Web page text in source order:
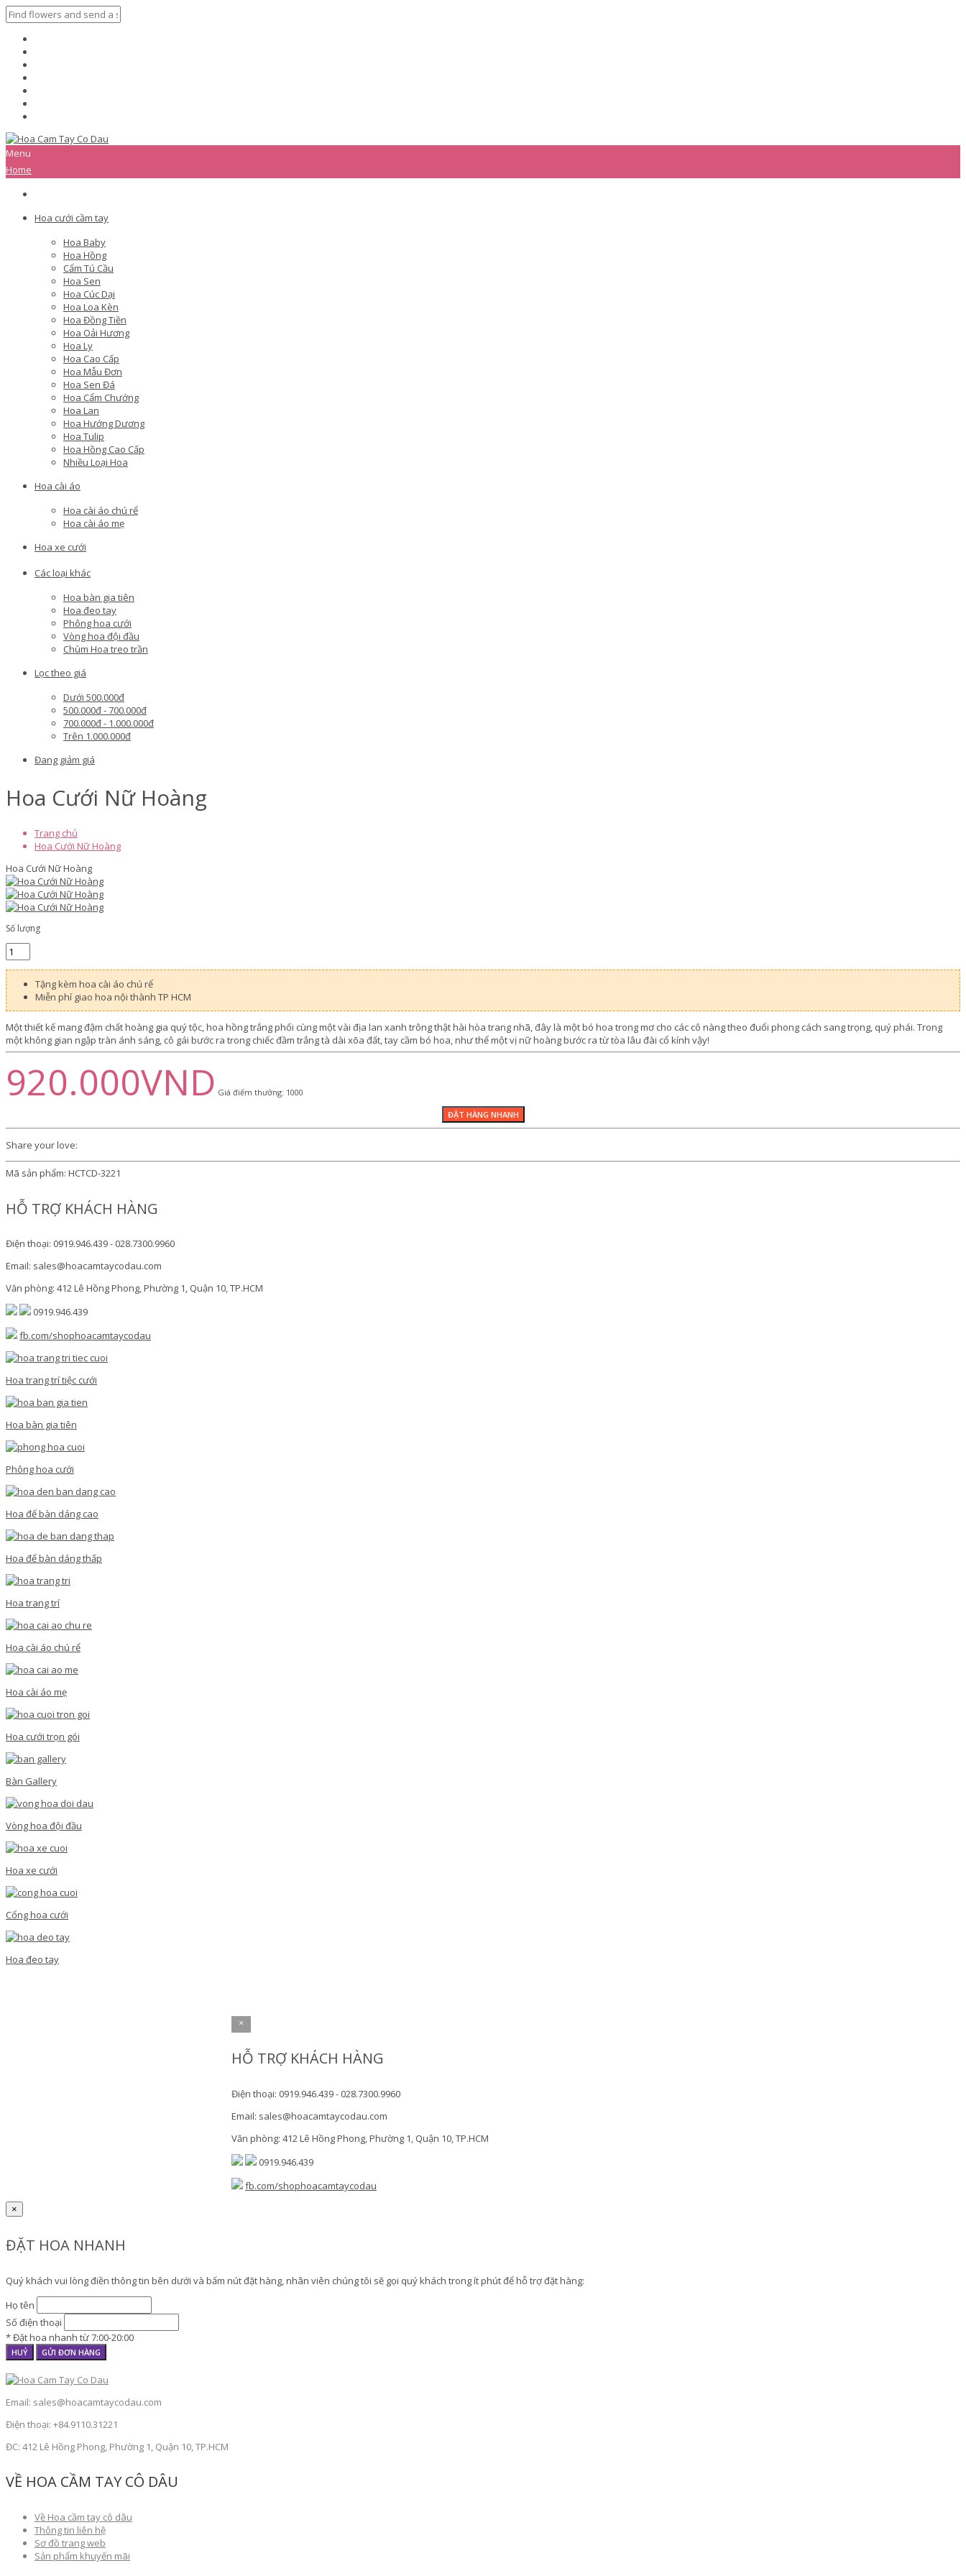
Menu
Home
Hoa cưới cầm tay
Hoa Baby
Hoa Hồng
Cẩm Tú Cầu
Hoa Sen
Hoa Cúc Dại
Hoa Loa Kèn
Hoa Đồng Tiền
Hoa Oải Hương
Hoa Ly
Hoa Cao Cấp
Hoa Mẫu Đơn
Hoa Sen Đá
Hoa Cẩm Chướng
Hoa Lan
Hoa Hướng Dương
Hoa Tulip
Hoa Hồng Cao Cấp
Nhiều Loại Hoa
Hoa cài áo
Hoa cài áo chú rể
Hoa cài áo mẹ
Hoa xe cưới
Các loại khác
Hoa bàn gia tiên
Hoa đeo tay
Phông hoa cưới
Vòng hoa đội đầu
Chùm Hoa treo trần
Lọc theo giá
Dưới 500.000đ
500.000đ - 700.000đ
700.000đ - 1.000.000đ
Trên 1.000.000đ
Đang giảm giá
Hoa Cưới Nữ Hoàng
Trang chủ
Hoa Cưới Nữ Hoàng
Hoa Cưới Nữ Hoàng
Số lượng
Tặng kèm hoa cài áo chú rể
Miễn phí giao hoa nội thành TP HCM
Một thiết kế mang đậm chất hoàng gia quý tộc, hoa hồng trắng phối cùng một vài địa lan xanh trông thật hài hòa trang nhã, đây là một bó hoa trong mơ cho các cô nàng theo đuổi phong cách sang trọng, quý phái. Trong
một không gian ngập tràn ánh sáng, cô gái bước ra trong chiếc đầm trắng tà dài xõa đất, tay cầm bó hoa, như thể một vị nữ hoàng bước ra từ tòa lâu đài cổ kính vậy!
920.000VND Giá điểm thưởng: 1000
Share your love:
Mã sản phẩm: HCTCD-3221
HỖ TRỢ KHÁCH HÀNG
Điện thoại: 0919.946.439 - 028.7300.9960
Email: sales@hoacamtaycodau.com
Văn phòng: 412 Lê Hồng Phong, Phường 1, Quận 10, TP.HCM
0919.946.439
fb.com/shophoacamtaycodau
Hoa trang trí tiệc cưới
Hoa bàn gia tiên
Phông hoa cưới
Hoa để bàn dáng cao
Hoa để bàn dáng thấp
Hoa trang trí
Hoa cài áo chú rể
Hoa cài áo mẹ
Hoa cưới trọn gói
Bàn Gallery
Vòng hoa đội đầu
Hoa xe cưới
Cổng hoa cưới
Hoa đeo tay
×
HỖ TRỢ KHÁCH HÀNG
Điện thoại: 0919.946.439 - 028.7300.9960
Email: sales@hoacamtaycodau.com
Văn phòng: 412 Lê Hồng Phong, Phường 1, Quận 10, TP.HCM
0919.946.439
fb.com/shophoacamtaycodau
×
ĐẶT HOA NHANH
Quý khách vui lòng điền thông tin bên dưới và bấm nút đặt hàng, nhân viên chúng tôi sẽ gọi quý khách trong ít phút để hỗ trợ đặt hàng:
Họ tên
Số điện thoại
* Đặt hoa nhanh từ 7:00-20:00
HUỶ GỬI ĐƠN HÀNG
Email: sales@hoacamtaycodau.com
Điện thoại: +84.9110.31221
ĐC: 412 Lê Hồng Phong, Phường 1, Quận 10, TP.HCM
VỀ HOA CẦM TAY CÔ DÂU
Về Hoa cầm tay cô dâu
Thông tin liên hệ
Sơ đồ trang web
Sản phẩm khuyến mãi